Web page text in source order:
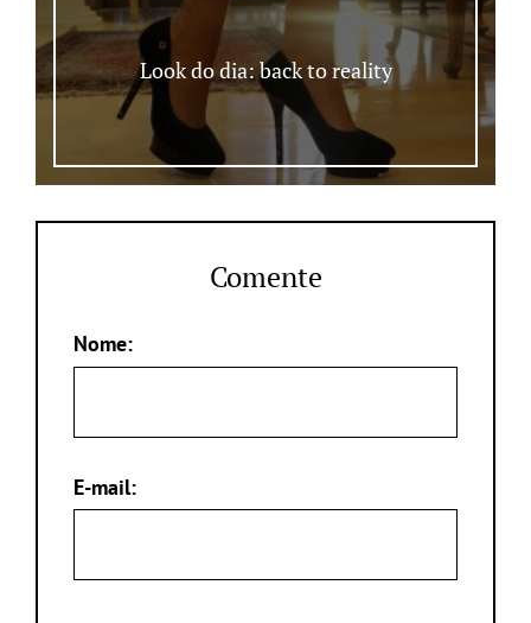
Look do dia: back to reality
Comente
Nome:
E-mail: